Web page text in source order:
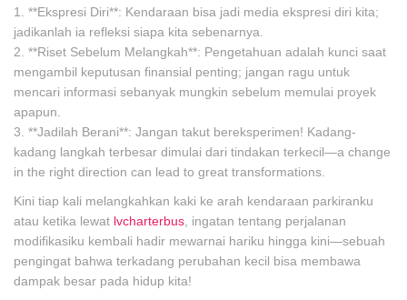
1. **Ekspresi Diri**: Kendaraan bisa jadi media ekspresi diri kita;
jadikanlah ia refleksi siapa kita sebenarnya.
2. **Riset Sebelum Melangkah**: Pengetahuan adalah kunci saat
mengambil keputusan finansial penting; jangan ragu untuk
mencari informasi sebanyak mungkin sebelum memulai proyek
apapun.
3. **Jadilah Berani**: Jangan takut bereksperimen! Kadang-
kadang langkah terbesar dimulai dari tindakan terkecil—a change
in the right direction can lead to great transformations.
Kini tiap kali melangkahkan kaki ke arah kendaraan parkiranku
atau ketika lewat lvcharterbus , ingatan tentang perjalanan
modifikasiku kembali hadir mewarnai hariku hingga kini—sebuah
pengingat bahwa terkadang perubahan kecil bisa membawa
dampak besar pada hidup kita!